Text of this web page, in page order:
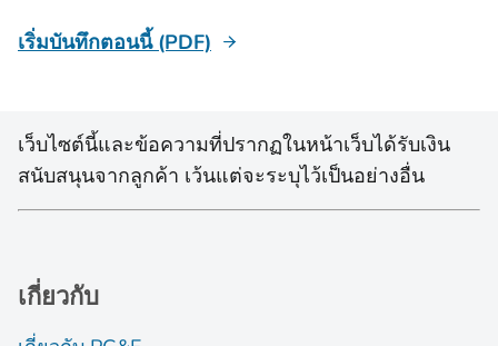
เริ่มบันทึกตอนนี้ (PDF)
เว็บไซต์นี้และข้อความที่ปรากฏในหน้าเว็บได้รับเงิน
สนับสนุนจากลูกค้า เว้นแต่จะระบุไว้เป็นอย่างอื่น
เกี่ยวกับ